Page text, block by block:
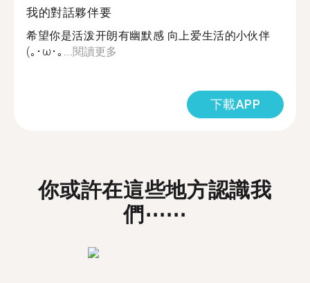
我的對話夥伴要
希望你是活泼开朗有幽默感 向上爱生活的小伙伴
(｡･ω･｡...閱讀更多
下載APP
你或許在這些地方認識我
們⋯⋯